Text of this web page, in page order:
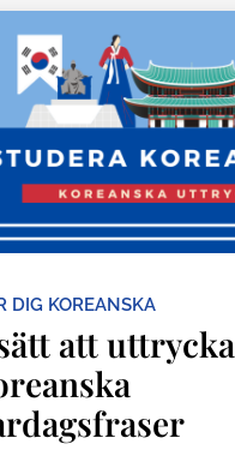
DIG KOREANSKA
att uttrycka